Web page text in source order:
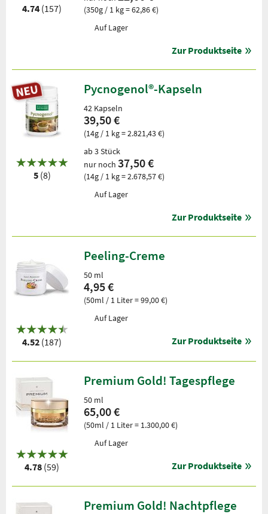
4.74 (157)
(350g / 1 kg = 62,86 €)
Auf Lager
Zur Produktseite
5(8)
Pycnogenol®-Kapseln
42 Kapseln
39,50 €
(14g / 1 kg = 2.821,43 €)
ab 3 Stück
nur noch 37,50 €
(14g / 1 kg = 2.678,57 €)
Auf Lager
Zur Produktseite
4.52 (187)
Peeling-Creme
50 ml
4,95 €
(50ml / 1 Liter = 99,00 €)
Auf Lager
Zur Produktseite
4.78 (59)
Premium Gold! Tagespflege
50 ml
65,00 €
(50ml / 1 Liter = 1.300,00 €)
Auf Lager
Zur Produktseite
Premium Gold! Nachtpflege